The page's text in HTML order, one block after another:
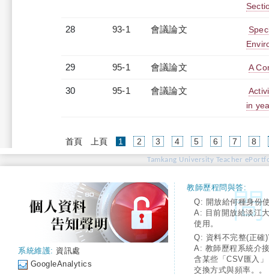
28 93-1 會議論文
29 95-1 會議論文 A
30 95-1 會議論文
in
首頁 上頁 1 (current)
2 3 4 5 6 7 8
Tamkang University Teacher
系統維護: 資訊處
GoogleAnalytics
教師歷程問與答:
Q: 開放給何種身份
A: 目前開放給淡江
使用。
Q: 資料不完整(正確
A: 教師歷程系統介
含某些「CSV匯入
交換方式與頻率。。